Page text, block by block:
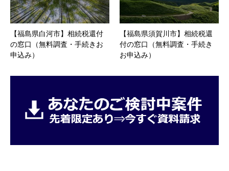
【福島県白河市】相続税還付
の窓口（無料調査・手続きお
申込み）
【福島県須賀川市】相続税還
付の窓口（無料調査・手続き
お申込み）